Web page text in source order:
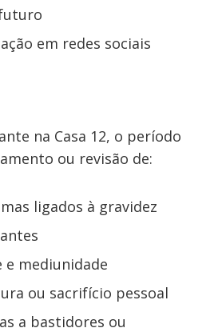
em redes sociais
na Casa 12, o período
ou revisão de:
ligados à gravidez
mediunidade
ou sacrifício pessoal
a bastidores ou